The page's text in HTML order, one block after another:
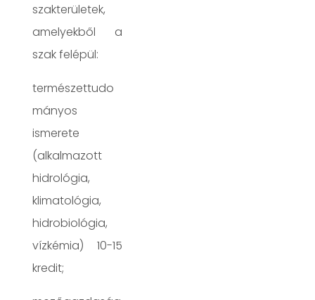
szakterületek,
amelyekből a
szak felépül:
természettudo
mányos
ismerete
(alkalmazott
hidrológia,
klimatológia,
hidrobiológia,
vízkémia) 10-15
kredit;